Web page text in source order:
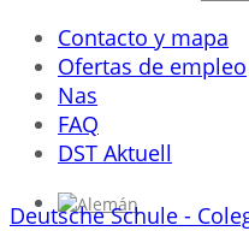
Contacto y mapa
Ofertas de empleo
Nas
FAQ
DST Aktuell
Deutsche Schule -